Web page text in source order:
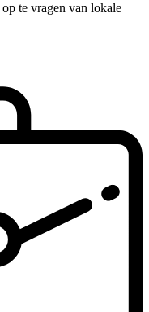
te vragen van lokale